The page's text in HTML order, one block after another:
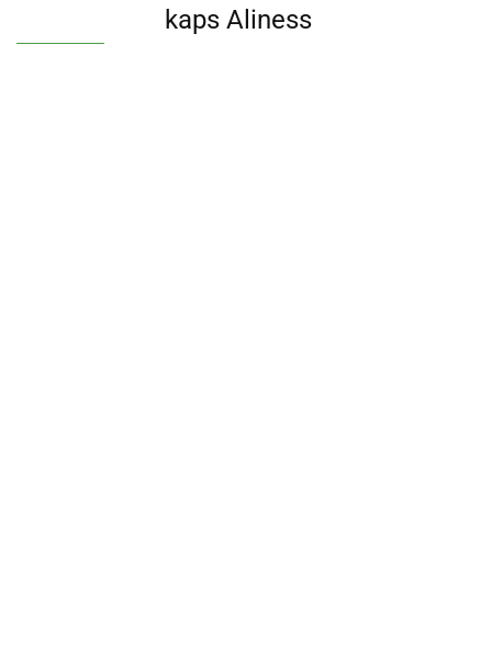
kaps Aliness